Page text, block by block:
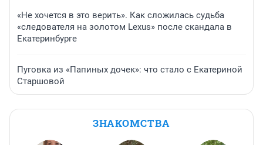
«Не хочется в это верить». Как сложилась судьба
«следователя на золотом Lexus» после скандала в
Екатеринбурге
Пуговка из «Папиных дочек»: что стало с Екатериной
Старшовой
ЗНАКОМСТВА